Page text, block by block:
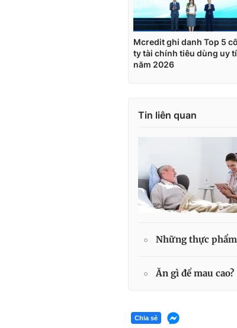
Tin liên quan
Những thực
­Ăn gì để mau cao?
Chia sẻ